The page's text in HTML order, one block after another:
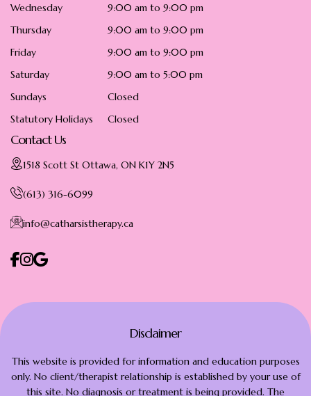
Wednesday
9:00 am to 9:00 pm
Thursday
9:00 am to 9:00 pm
Friday
9:00 am to 9:00 pm
Saturday
9:00 am to 5:00 pm
Sundays
Closed
Statutory Holidays
Closed
Contact Us
1518 Scott St Ottawa, ON K1Y 2N5
(613) 316-6099
info@catharsistherapy.ca
Disclaimer
This website is provided for information and education purposes
only. No client/therapist relationship is established by your use of
this site. No diagnosis or treatment is being provided. The